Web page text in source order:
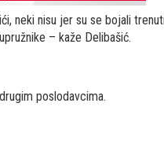
neki nisu jer su se bojali
– kaže Delibašić.
poslodavcima.